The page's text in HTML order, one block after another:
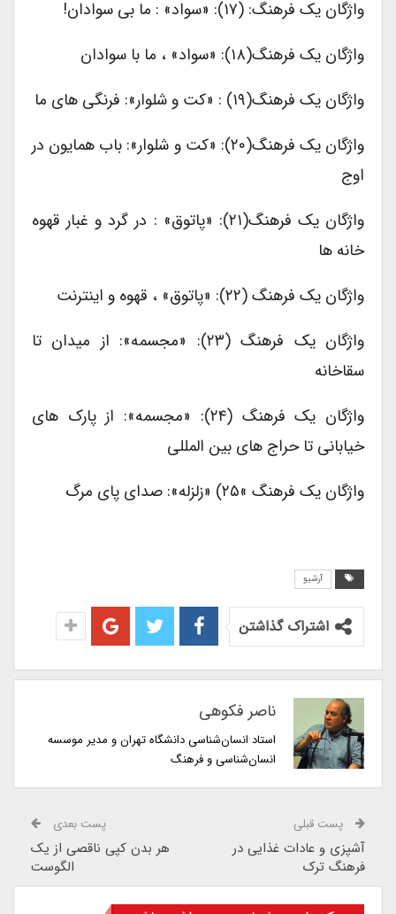
واژگان یک فرهنگ: (۱۷): «سواد» : ما بی سوادان!
واژگان یک فرهنگ(۱۸): «سواد» ، ما با سوادان
واژگان یک فرهنگ(۱۹) : «کت و شلوار»: فرنگی های ما
واژگان یک فرهنگ(۲۰): «کت و شلوار»: باب همایون در
اوج
واژگان یک فرهنگ(۲۱): «پاتوق» : در گرد و غبار قهوه
خانه ها
واژگان یک فرهنگ (۲۲): «پاتوق» ، قهوه و اینترنت
واژگان یک فرهنگ (۲۳): «مجسمه»: از میدان تا
سقاخانه
واژگان یک فرهنگ (۲۴): «مجسمه»: از پارک های
خیابانی تا حراج های بین المللی
واژگان یک فرهنگ »۲۵) «زلزله»: صدای پای مرگ
آرشیو
اشتراک گذاشتن
ناصر فکوهی
استاد انسان‌شناسی دانشگاه تهران و مدیر موسسه
انسان‌شناسی و فرهنگ
پست قبلی
آشپزی و عادات غذایی در
فرهنگ ترک
پست بعدی
هر بدن کپی ناقصی از یک
الگوست